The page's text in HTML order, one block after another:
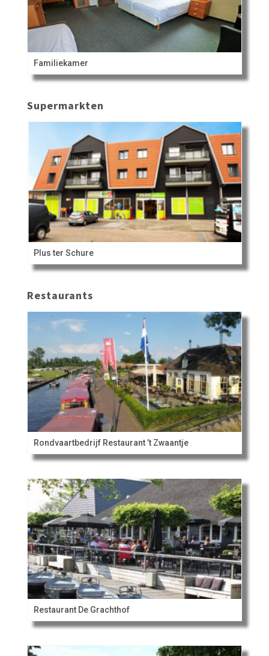
Familiekamer
Supermarkten
Plus ter Schure
Restaurants
Rondvaartbedrijf Restaurant ’t Zwaantje
Restaurant De Grachthof